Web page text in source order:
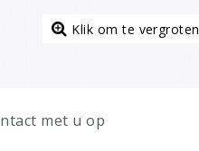
Klik om te vergroten
met u op